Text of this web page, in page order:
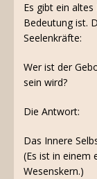
Es gibt ein
Bedeutung ist.
Seelenkräfte:
Wer ist der
sein wird?
Die Antwort:
Das Innere
(Es ist in einem
Wesenskern.)